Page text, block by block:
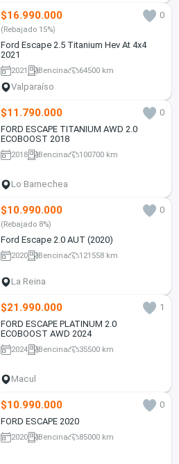
$16.990.000 0
(Rebajado 15%)
Ford Escape 2.5 Titanium Hev At 4x4
2021
2021 Bencina 64500 km
Valparaíso
$11.790.000
0
FORD ESCAPE TITANIUM AWD 2.0
ECOBOOST 2018
2018 Bencina 100700 km
Lo Barnechea
$10.990.000 0
(Rebajado 8%)
Ford Escape 2.0 AUT (2020)
2020 Bencina 121558 km
La Reina
$21.990.000
1
FORD ESCAPE PLATINUM 2.0
ECOBOOST AWD 2024
2024 Bencina 35500 km
Macul
$10.990.000
0
FORD ESCAPE 2020
2020 Bencina 85000 km